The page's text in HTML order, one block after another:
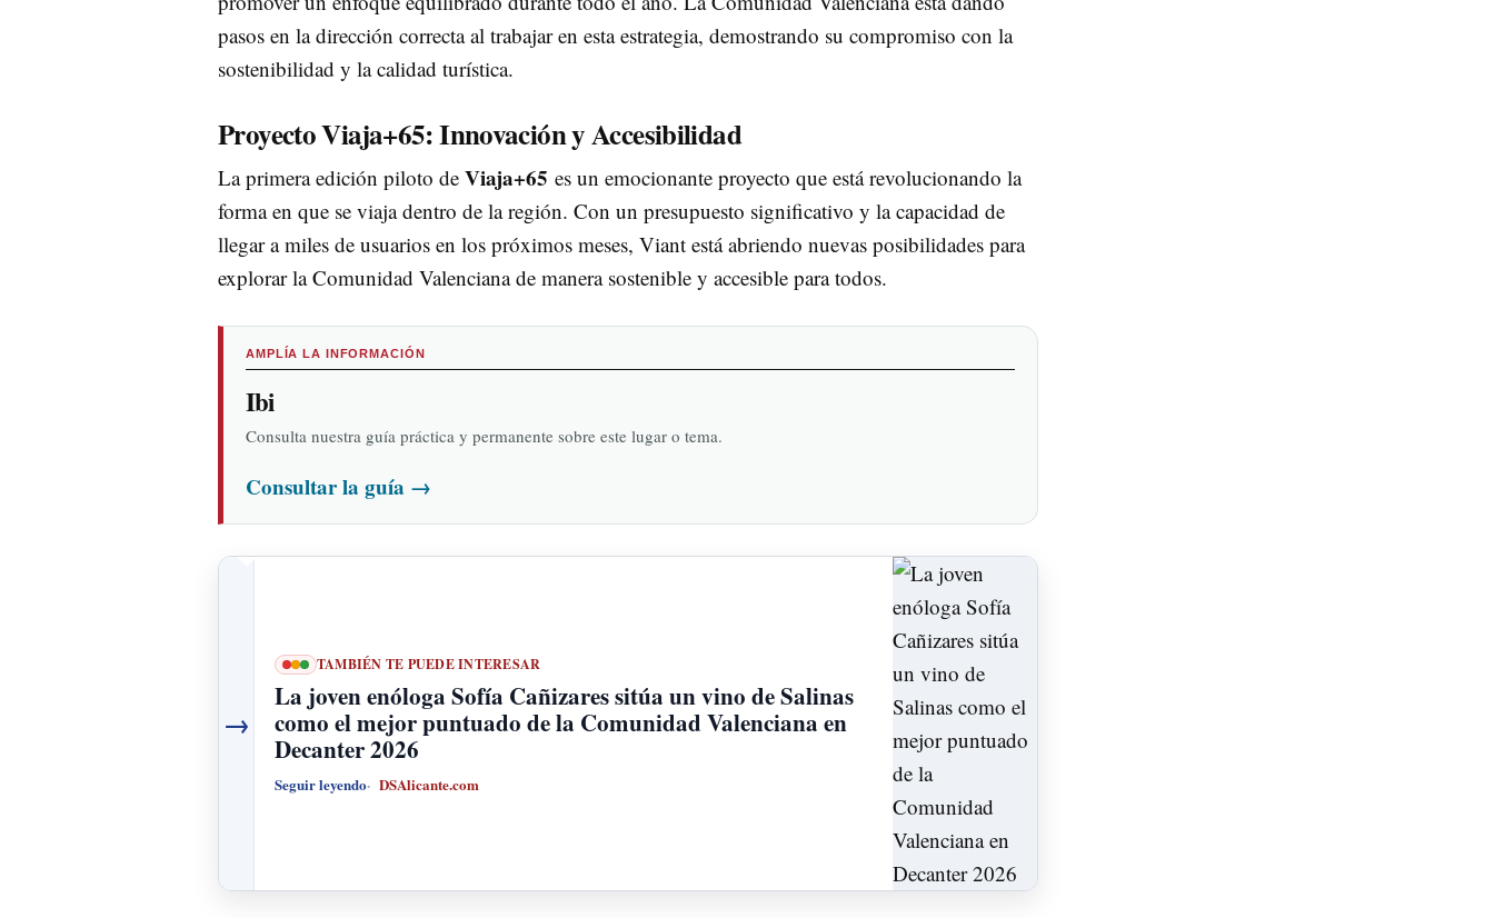
pasos en la dirección correcta al trabajar en esta estrategia, demostrando su compromiso con la
sostenibilidad y la calidad turística.
ProyectoViaja+65: Innovación y Accesibilidad
La primera edición piloto de Viaja+65 es un emocionante proyecto que está revolucionando la
forma en que se viaja dentro de la región. Con un presupuesto significativo y la capacidad de
llegar a miles de usuarios en los próximos meses, Viant está abriendo nuevas posibilidades para
explorar la Comunidad Valenciana de manera sostenible y accesible para todos.
AMPLÍA LA INFORMACIÓN
Ibi
Consulta nuestra guía práctica y permanente sobre este lugar o tema.
Consultar la guía →
→
TAMBIÉN TE PUEDE INTERESAR
La joven enóloga Sofía Cañizares sitúa un vino de Salinas
como el mejor puntuado de la Comunidad Valenciana en
Decanter 2026
Seguir leyendo DSAlicante.com